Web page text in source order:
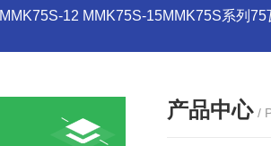
MMK75S-12 MMK75S-15MMK75S系列
产品中心 /